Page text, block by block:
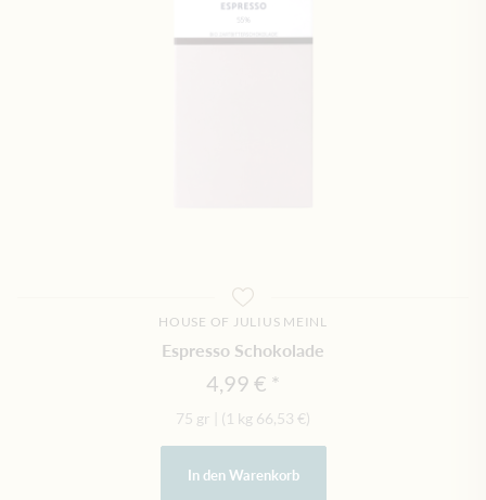
HOUSE OF JULIUS MEINL
Espresso Schokolade
4,99 €
75 gr (1 kg 66,53 €)
In den Warenkorb